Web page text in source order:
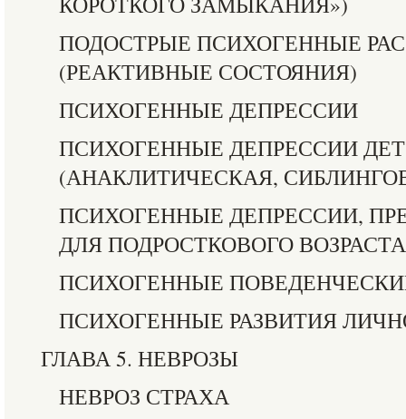
ПОДОСТРЫЕ ПСИХОГЕННЫЕ
(РЕАКТИВНЫЕ СОСТОЯНИЯ)
ПСИХОГЕННЫЕ ДЕПРЕССИИ
ПСИХОГЕННЫЕ ДЕПРЕССИИ
(АНАКЛИТИЧЕСКАЯ,
ПСИХОГЕННЫЕ ДЕПРЕССИИ,
ДЛЯ ПОДРОСТКОВОГО ВОЗРАСТА
ПСИХОГЕННЫЕ
ПСИХОГЕННЫЕ РАЗВИТИЯ
ГЛАВА 5. НЕВРОЗЫ
НЕВРОЗ СТРАХА